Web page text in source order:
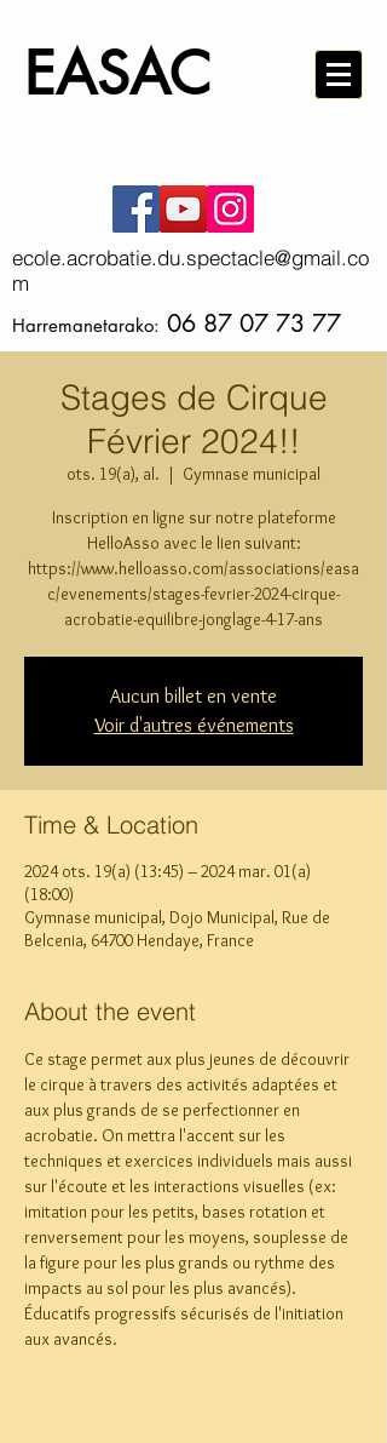
EASAC
ecole.acrobatie.du.spectacle@gmail.co
m
Harremanetarako: 06 87 07 73 77
Stages de Cirque
Février 2024!!
ots. 19(a), al.
  |
Gymnase municipal
Inscription en ligne sur notre plateforme
HelloAsso avec le lien suivant:
https://www.helloasso.com/associations/easa
c/evenements/stages-fevrier-2024-cirque-
acrobatie-equilibre-jonglage-4-17-ans
Aucun billet en vente
Voir d'autres événements
Time & Location
2024 ots. 19(a) (13:45) – 2024 mar. 01(a)
(18:00)
Gymnase municipal, Dojo Municipal, Rue de
Belcenia, 64700 Hendaye, France
About the event
Ce stage permet aux plus jeunes de découvrir
le cirque à travers des activités adaptées et
aux plus grands de se perfectionner en
acrobatie. On mettra l'accent sur les
techniques et exercices individuels mais aussi
sur l'écoute et les interactions visuelles (ex:
imitation pour les petits, bases rotation et
renversement pour les moyens, souplesse de
la figure pour les plus grands ou rythme des
impacts au sol pour les plus avancés).
Éducatifs progressifs sécurisés de l'initiation
aux avancés.